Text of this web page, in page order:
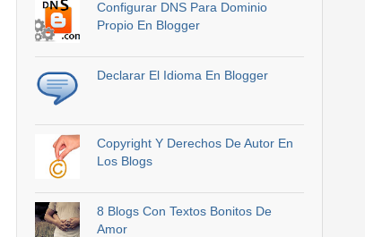
Configurar DNS Para Dominio
Propio En Blogger
Declarar El Idioma En Blogger
Copyright Y Derechos De Autor En
Los Blogs
8 Blogs Con Textos Bonitos De
Amor